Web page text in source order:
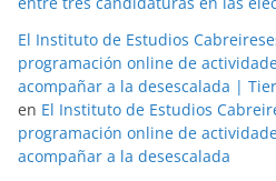
El Instituto de Estudios
programación online de
acompañar a la desescalada |
en El Instituto de Estudios
programación online de
acompañar a la desescalada